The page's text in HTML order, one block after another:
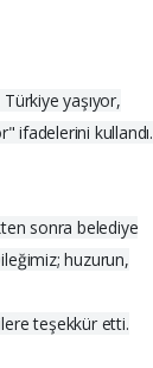
yaşıyor,
ifadelerini kullandı.
sonra belediye
huzurun,
teşekkür etti.